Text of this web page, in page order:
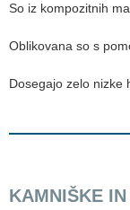
So iz kompozitnih
Oblikovana so s
Dosegajo zelo nizke
KAMNIŠKE